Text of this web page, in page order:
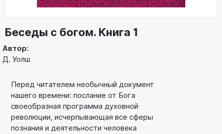
Беседы с богом. Книга 1
Автор:
Д. Уолш
Перед читателем необычный документ
нашего времени: послание от Бога
своеобразная программа духовной
революции, исчерпывающая все сферы
познания и деятельности человека